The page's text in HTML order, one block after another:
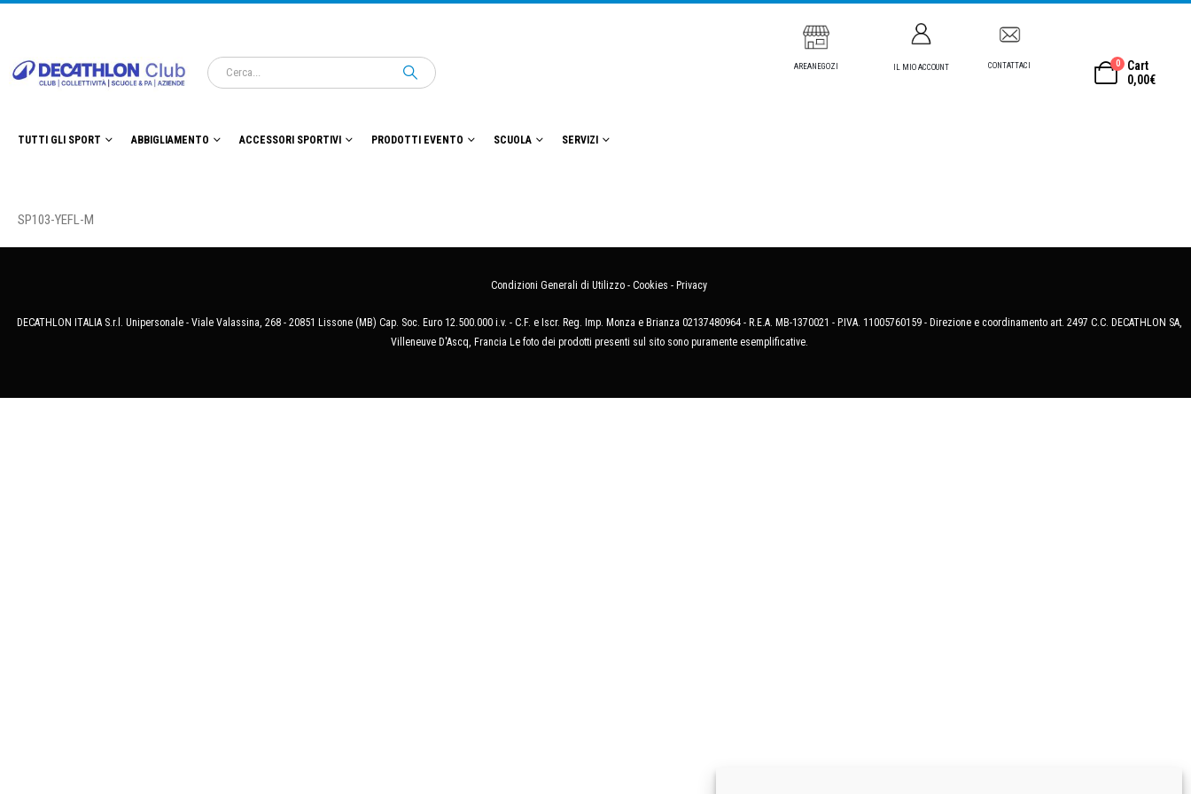
AREANEGOZI IL MIO ACCOUNT CONTATTACI 0
Cart
0,00€
TUTTI GLI SPORT ABBIGLIAMENTO ACCESSORI SPORTIVI PRODOTTI EVENTO SCUOLA SERVIZI
SP103-YEFL-M
Condizioni Generali di Utilizzo - Cookies - Privacy
DECATHLON ITALIA S.r.l. Unipersonale - Viale Valassina, 268 - 20851 Lissone (MB) Cap. Soc. Euro 12.500.000 i.v. - C.F. e Iscr. Reg. Imp. Monza e Brianza 02137480964 - R.E.A. MB-1370021 - P.IVA. 11005760159 - Direzione e coordinamento art. 2497 C.C. DECATHLON SA,
Villeneuve D'Ascq, Francia Le foto dei prodotti presenti sul sito sono puramente esemplificative.